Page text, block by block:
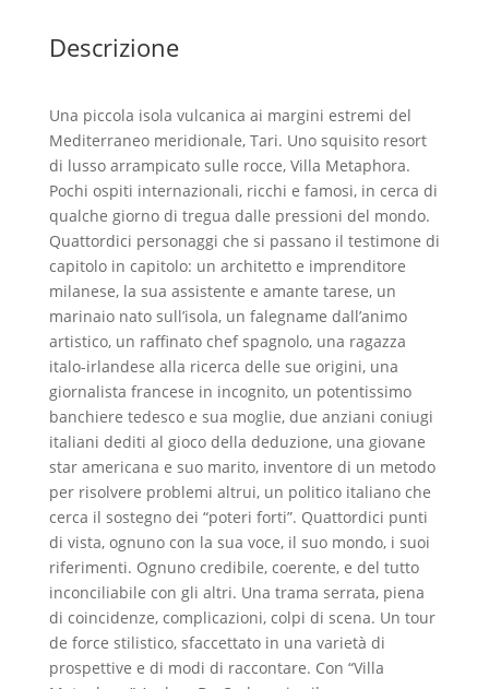
Descrizione
Una piccola isola vulcanica ai margini estremi del
Mediterraneo meridionale, Tari. Uno squisito resort
di lusso arrampicato sulle rocce, Villa Metaphora.
Pochi ospiti internazionali, ricchi e famosi, in cerca di
qualche giorno di tregua dalle pressioni del mondo.
Quattordici personaggi che si passano il testimone di
capitolo in capitolo: un architetto e imprenditore
milanese, la sua assistente e amante tarese, un
marinaio nato sull’isola, un falegname dall’animo
artistico, un raffinato chef spagnolo, una ragazza
italo-irlandese alla ricerca delle sue origini, una
giornalista francese in incognito, un potentissimo
banchiere tedesco e sua moglie, due anziani coniugi
italiani dediti al gioco della deduzione, una giovane
star americana e suo marito, inventore di un metodo
per risolvere problemi altrui, un politico italiano che
cerca il sostegno dei “poteri forti”. Quattordici punti
di vista, ognuno con la sua voce, il suo mondo, i suoi
riferimenti. Ognuno credibile, coerente, e del tutto
inconciliabile con gli altri. Una trama serrata, piena
di coincidenze, complicazioni, colpi di scena. Un tour
de force stilistico, sfaccettato in una varietà di
prospettive e di modi di raccontare. Con “Villa